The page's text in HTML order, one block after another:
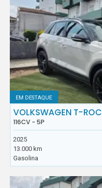
EM DESTAQUE
VOLKSWAGEN T-ROC
116CV - 5P
2025
13.000 km
Gasolina